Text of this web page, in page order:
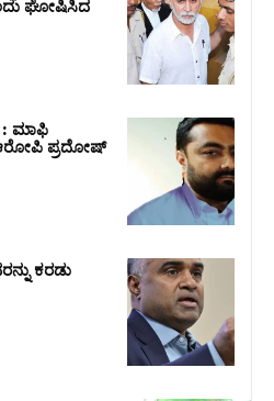
ಘೋಷಿಸಿದ
: ಮಾಫಿ
ಪ್ರದೋಷ್‌
ಕರಡು